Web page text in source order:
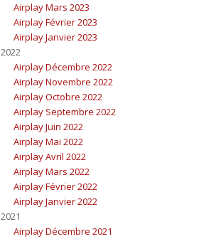
Airplay Mars 2023
Airplay Février 2023
Airplay Janvier 2023
2022
Airplay Décembre 2022
Airplay Novembre 2022
Airplay Octobre 2022
Airplay Septembre 2022
Airplay Juin 2022
Airplay Mai 2022
Airplay Avril 2022
Airplay Mars 2022
Airplay Février 2022
Airplay Janvier 2022
2021
Airplay Décembre 2021